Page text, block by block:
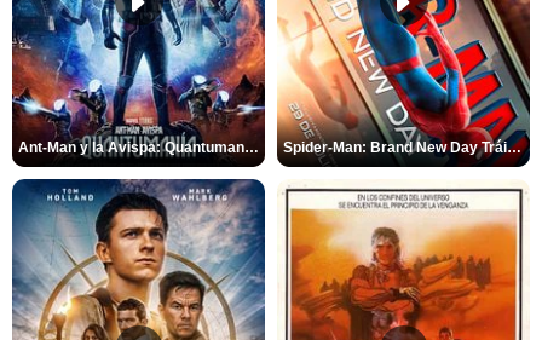
Ant-Man y la Avispa: Quantumanía Tráiler (2) Spider-Man: Brand New Day Tráiler (3)